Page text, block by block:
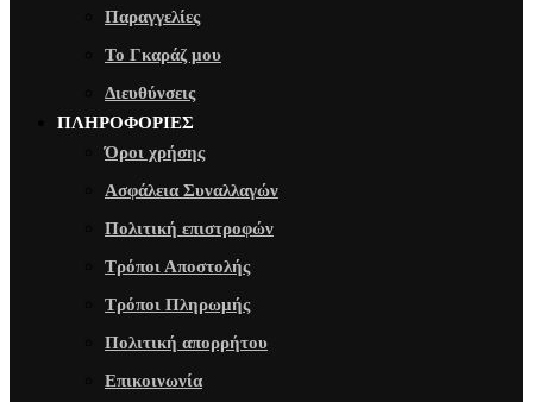
Παραγγελίες
Το Γκαράζ μου
Διευθύνσεις
ΠΛΗΡΟΦΟΡΙΕΣ
Όροι χρήσης
Ασφάλεια Συναλλαγών
Πολιτική επιστροφών
Τρόποι Αποστολής
Τρόποι Πληρωμής
Πολιτική απορρήτου
Επικοινωνία